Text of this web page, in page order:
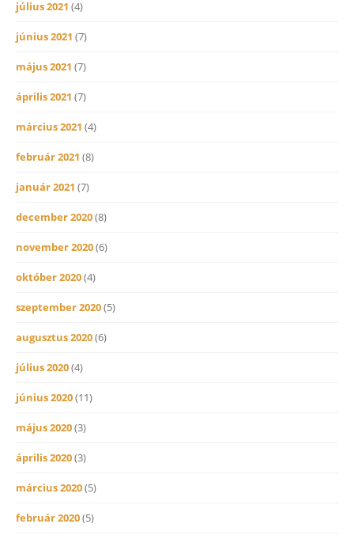
július 2021 (4)
június 2021 (7)
május 2021 (7)
április 2021 (7)
március 2021 (4)
február 2021 (8)
január 2021 (7)
december 2020(8)
november 2020(6)
október 2020(4)
szeptember 2020(5)
augusztus 2020(6)
július 2020(4)
június 2020(11)
május 2020(3)
április 2020(3)
március 2020(5)
február 2020(5)